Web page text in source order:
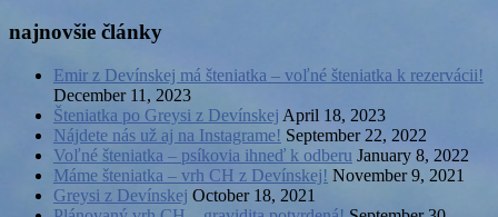
najnovšie články
Emir z Devínskej má šteniatka – voľné šteniatka k rezervácii!
December 11, 2023
Šteniatka po Greysi z Devínskej April 18, 2023
Nájdete nás už aj na Instagrame! September 22, 2022
Voľné šteniatka – psíkovia ihneď k odberu January 8, 2022
Máme šteniatka – vrh CH z Devínskej! November 9, 2021
Greysi z Devínskej October 18, 2021